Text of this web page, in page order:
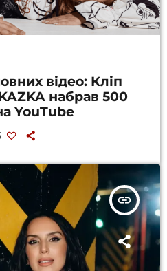
відео: Кліп
набрав 500
YouTube
insert_link